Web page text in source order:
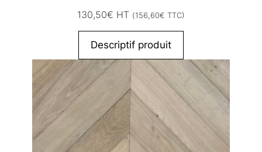
130,50€ HT (156,60€ TTC)
Descriptif produit